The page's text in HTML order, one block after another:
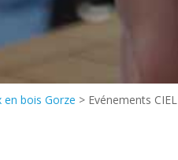
en bois Gorze > Evénements CIEL